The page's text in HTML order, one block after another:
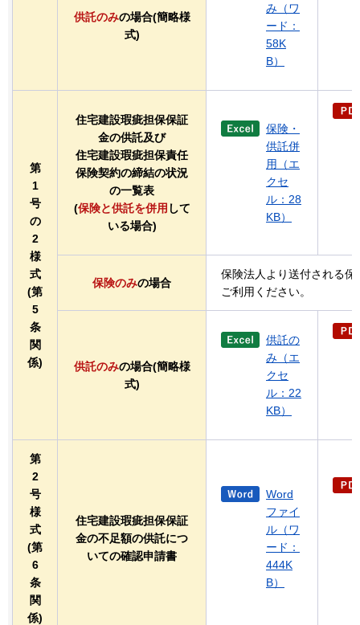
供託のみの場合(簡略様
式)
み（ワ
ード：
58K
B）
第
1
号
の
2
様
式
(第
5
条
関
係)
住宅建設瑕疵担保保証
金の供託及び
住宅建設瑕疵担保責任
保険契約の締結の状況
の一覧表
(保険と供託を併用 して
いる場合)
保険・
供託併
用（エ
クセ
ル：28
KB）
保険のみの場合
保険法人より送付される
ご利用ください。
供託のみの場合(簡略様
式)
供託の
み（エ
クセ
ル：22
KB）
第
2
号
様
式
(第
6
条
関
係)
住宅建設瑕疵担保保証
金の不足額の供託につ
いての確認申請書
Word
ファイ
ル（ワ
ード：
444K
B）